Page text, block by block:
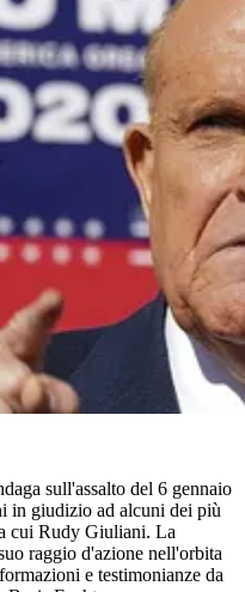
sull'assalto del 6 gennaio
in giudizio ad alcuni dei più
cui Rudy Giuliani. La
raggio d'azione nell'orbita
e testimonianze da